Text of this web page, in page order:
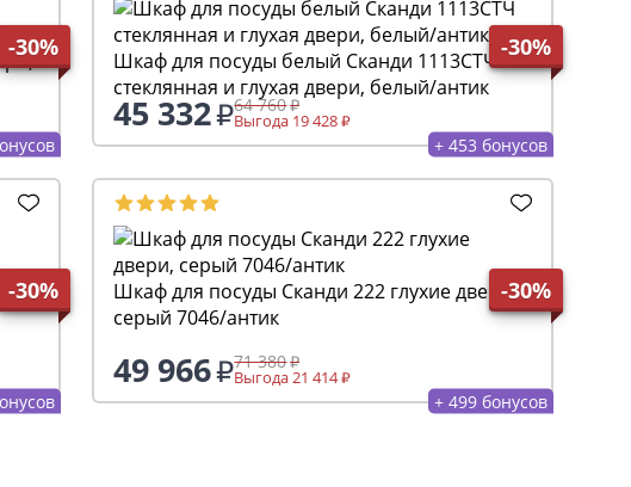
-30% -30%
Шкаф для посуды белый Сканди 1113СТЧ
стеклянная и глухая двери, белый/антик
45 332 64 760
Выгода 19 428
+ 453 бонусов
-30% -30%
Шкаф для посуды Сканди 222 глухие двери,
серый 7046/антик
49 966 71 380
Выгода 21 414
+ 499 бонусов